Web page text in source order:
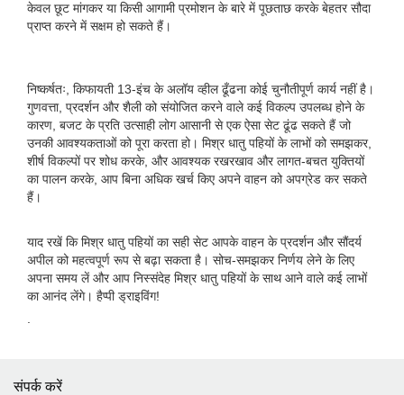
केवल छूट मांगकर या किसी आगामी प्रमोशन के बारे में पूछताछ करके बेहतर सौदा
प्राप्त करने में सक्षम हो सकते हैं।
निष्कर्षतः, किफायती 13-इंच के अलॉय व्हील ढूँढना कोई चुनौतीपूर्ण कार्य नहीं है।
गुणवत्ता, प्रदर्शन और शैली को संयोजित करने वाले कई विकल्प उपलब्ध होने के
कारण, बजट के प्रति उत्साही लोग आसानी से एक ऐसा सेट ढूंढ सकते हैं जो
उनकी आवश्यकताओं को पूरा करता हो। मिश्र धातु पहियों के लाभों को समझकर,
शीर्ष विकल्पों पर शोध करके, और आवश्यक रखरखाव और लागत-बचत युक्तियों
का पालन करके, आप बिना अधिक खर्च किए अपने वाहन को अपग्रेड कर सकते
हैं।
याद रखें कि मिश्र धातु पहियों का सही सेट आपके वाहन के प्रदर्शन और सौंदर्य
अपील को महत्वपूर्ण रूप से बढ़ा सकता है। सोच-समझकर निर्णय लेने के लिए
अपना समय लें और आप निस्संदेह मिश्र धातु पहियों के साथ आने वाले कई लाभों
का आनंद लेंगे। हैप्पी ड्राइविंग!
संपर्क करें